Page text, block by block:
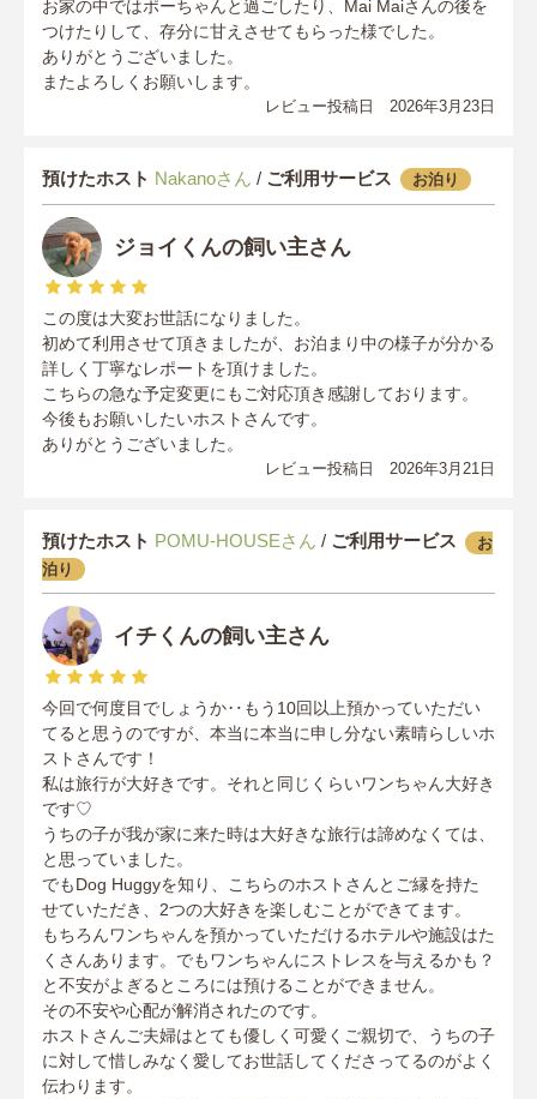
お家の中ではポーちゃんと過ごしたり、Mai Maiさんの後を
つけたりして、存分に甘えさせてもらった様でした。
ありがとうございました。
またよろしくお願いします。
レビュー投稿日 2026年3月23日
預けたホスト Nakanoさん / ご利用サービス お泊り
ジョイくんの飼い主さん
この度は大変お世話になりました。
初めて利用させて頂きましたが、お泊まり中の様子が分かる
詳しく丁寧なレポートを頂けました。
こちらの急な予定変更にもご対応頂き感謝しております。
今後もお願いしたいホストさんです。
ありがとうございました。
レビュー投稿日 2026年3月21日
預けたホスト POMU-HOUSEさん / ご利用サービス
お
泊り
イチくんの飼い主さん
今回で何度目でしょうか‥もう10回以上預かっていただい
てると思うのですが、本当に本当に申し分ない素晴らしいホ
ストさんです！
私は旅行が大好きです。それと同じくらいワンちゃん大好き
です♡
うちの子が我が家に来た時は大好きな旅行は諦めなくては、
と思っていました。
でもDog Huggyを知り、こちらのホストさんとご縁を持た
せていただき、2つの大好きを楽しむことができてます。
もちろんワンちゃんを預かっていただけるホテルや施設はた
くさんあります。でもワンちゃんにストレスを与えるかも？
と不安がよぎるところには預けることができません。
その不安や心配が解消されたのです。
ホストさんご夫婦はとても優しく可愛くご親切で、うちの子
に対して惜しみなく愛してお世話してくださってるのがよく
伝わります。